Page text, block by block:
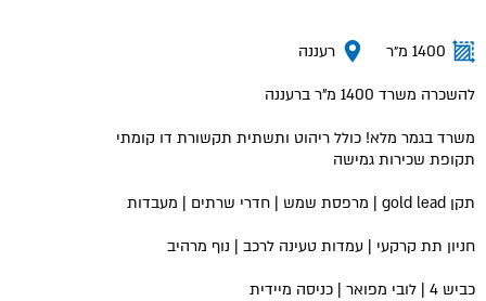
1400 מ״ר רעננה
להשכרה משרד 1400 מ"ר ברעננה
משרד בגמר מלא! כולל ריהוט ותשתית תקשורת דו קומתי
תקופת שכירות גמישה
תקן gold lead | מרפסת שמש | חדרי שרתים | מעבדות
חניון תת קרקעי | עמדות טעינה לרכב | נוף מרהיב
כביש 4 | לובי מפואר | כניסה מיידית